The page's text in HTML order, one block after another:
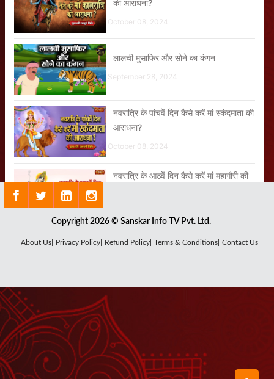
की आराधना?
October 08, 2024
लालची मुसाफिर और सोने का कंगन
September 28, 2024
नवरात्रि के पांचवें दिन कैसे करें मां स्कंदमाता की
आराधना?
October 08, 2024
नवरात्रि के आठवें दिन कैसे करें मां महागौरी की
नवरात्रि के तीसरे दिन कैसे करें मां चद्रघंटा की
September 19, 2024
नवरात्रि के छठे दिन कैसे करें मां कात्यायनी माता
Copyright 2026 © Sanskar Info TV Pvt. Ltd.
About Us| Privacy Policy| Refund Policy| Terms & Conditions| Contact Us